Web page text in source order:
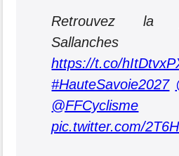
Retrouvez la
https://t.co/
#HauteSavoie2027
@FFCyclisme
pic.twitter.com/